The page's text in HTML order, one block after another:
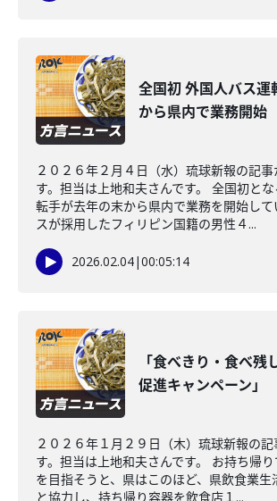
全国初 外国人バス運
から県内で業務開始
２０２６年２月４日（水）琉球新報の記
す。担当は上地和夫さんです。 全国初と
転手が去年の末から県内で業務を開始し
スが採用したフィリピン国籍の男性４...
2026.02.04|00:05:14
「食べきり・食べ残
促進キャンペーン」
２０２６年１月２９日（木）琉球新報の
す。担当は上地和夫さんです。 お持ち帰
を目指そうと、県はこのほど、県飲食業
と協力し、持ち帰り容器を飲食店１...